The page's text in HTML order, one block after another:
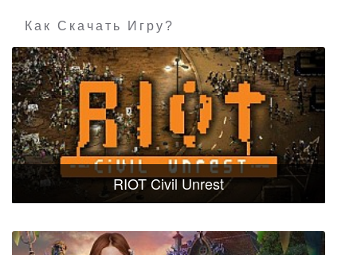
Как Скачать Игру?
RIOT Civil Unrest